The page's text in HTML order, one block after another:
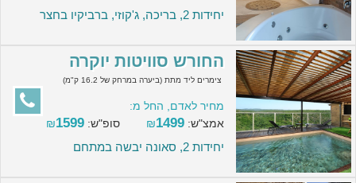
יחידות 2, בריכה, ג'קוזי, ברביקיו בחצר
החורש סוויטות יוקרה
צימרים ליד מתת (ביערה במרחק של 16.2 ק"מ)
מחיר לאדם, החל מ:
אמצ"ש:
₪1499 סופ"ש: ₪1599
יחידות 2, סאונה יבשה במתחם